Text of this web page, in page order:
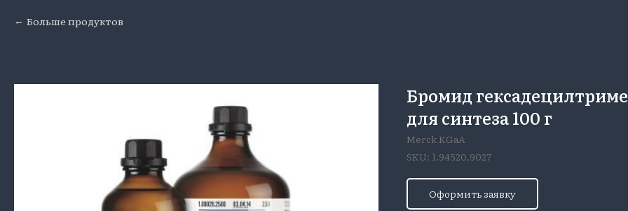
Больше продуктов
Бромид
для синтеза 100 г
Merck KGaA
SKU: 1.94520.9027
Оформить заявку